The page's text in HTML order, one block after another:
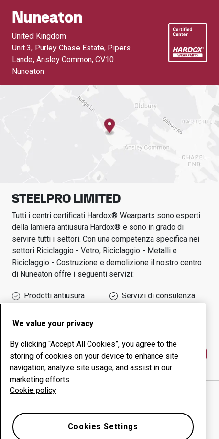
Nuneaton
United Kingdom
Unit 3, Purley Chase Estate, Pipers
Lande, Ansley Common, CV10
Nuneaton
STEELPRO LIMITED
Tutti i centri certificati Hardox® Wearparts sono esperti
della lamiera antiusura Hardox® e sono in grado di
servire tutti i settori. Con una competenza specifica nei
settori Riciclaggio - Vetro, Riciclaggio - Metalli e
Riciclaggio - Costruzione e demolizione il nostro centro
di Nuneaton offre i seguenti servizi:
Prodotti antiusura
Servizi di consulenza
produttività
Contattaci
STEELPRO LIMITED
We value your privacy
By clicking “Accept All Cookies”, you agree to the
storing of cookies on your device to enhance site
navigation, analyze site usage, and assist in our
marketing efforts.
Cookie policy
Cookies Settings